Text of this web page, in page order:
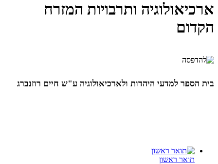
ארכיאולוגיה ותרבויות המזרח
הקדום
בית הספר למדעי היהדות ולארכיאולוגיה ע"ש חיים רוזנברג
תואר ראשון